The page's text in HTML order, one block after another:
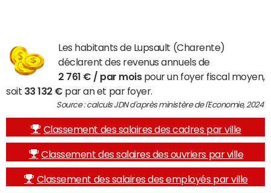
Les habitants de Lupsault (Charente)
déclarent des revenus annuels de
2 761 € / par moispour un foyer fiscal moyen,
soit 33 132 € par an et par foyer.
Source : calculs JDN d'après ministère de l'Economie, 2024
Classement des salaires des cadres par ville
Classement des salaires des ouvriers par ville
Classement des salaires des employés par ville